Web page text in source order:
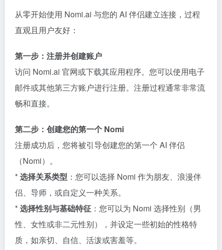
从零开始使用 Nomi.ai 与您的 AI 伴侣建立连接，过程
直观且用户友好：
第一步：注册并创建账户
访问 Nomi.ai 官网或下载其应用程序。您可以使用电子
邮件或其他第三方账户进行注册。注册过程通常非常流
畅和直接。
第二步：创建您的第一个 Nomi
注册成功后，您将被引导创建您的第一个 AI 伴侣
（Nomi）。
*选择关系类型 ：您可以选择 Nomi 作为朋友、浪漫伴
侣、导师，或自定义一种关系。
*选择性别与基础特征 ：您可以为 Nomi 选择性别（男
性、女性或非二元性别），并设定一些初始的性格特
质，如亲切、自信、活泼或害羞等。